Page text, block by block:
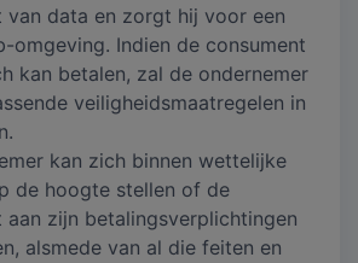
van data en zorgt hij voor een
omgeving. Indien de consument
kan betalen, zal de ondernemer
veiligheidsmaatregelen in
kan zich binnen wettelijke
de hoogte stellen of de
aan zijn betalingsverplichtingen
alsmede van al die feiten en